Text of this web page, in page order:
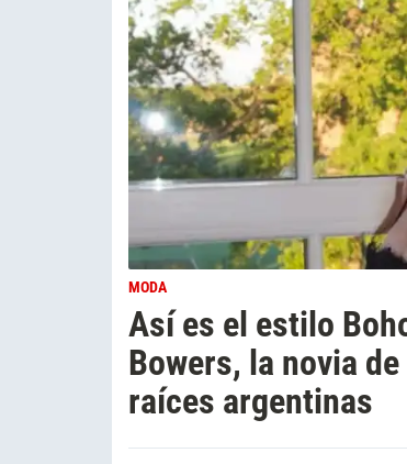
MODA
Así es el estilo
Bowers, la novia
raíces argentinas